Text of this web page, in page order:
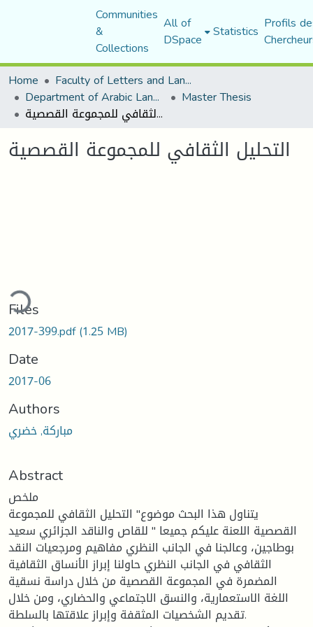
Communities
&
Collections
All of
DSpace Statistics Profils
Home
Faculty of Letters and Languages
Department of Arabic Language and Literature Master Thesis
التحليل الثقافي للمجموعة القصصية
التحليل الثقافي للمجموعة القصصية
Files
2017-399.pdf(1.25 MB)
Date
2017-06
Authors
مباركة, خضري
Abstract
ملخص
يتناول هذا البحث موضوع" التحليل الثقافي للمجموعة
القصصية اللعنة عليكم جميعا " للقاص والناقد الجزائري سعيد
بوطاجين، وعالجنا في الجانب النظري مفاهيم ومرجعيات النقد
الثقافي في الجانب النظري حاولنا إبراز الأنساق الثقافية
المضمرة في المجموعة القصصية من خلال دراسة نسقية
اللغة الاستعمارية، والنسق الاجتماعي والحضاري، ومن خلال
تقديم الشخصيات المثقفة وإبراز علاقتها بالسلطة.